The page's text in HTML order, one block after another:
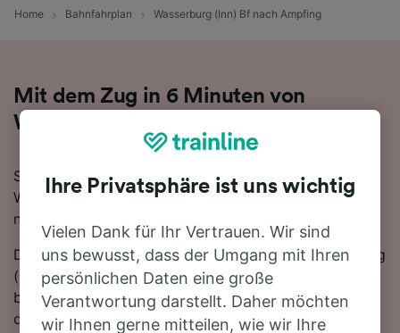
Home Bahnfahrplan Wasserburg (Inn) Bf nach Ampfing
Mit dem Zug in 6 Minuten von
Wasserburg (Inn) Bf nach Ampfing
Sie denken darüber nach, für Ihre Reise von
Wasserburg (Inn) Bf nach Ampfing den Zug zu
nehmen? Bei uns sind Sie goldrichtig!
Die schnellste Fahrtzeit, um die 27 km von Wasserburg
(Inn) Bf nach Ampfing mit dem Zug zurückzulegen
beträgt 6 Minuten, wobei ca. 19 Züge am Tag auf
dieser Route verkehren. Bequemer geht's nicht! Dank
Ihre Privatsphäre ist uns wichtig
Vielen Dank für Ihr Vertrauen. Wir sind
uns bewusst, dass der Umgang mit Ihren
persönlichen Daten eine große
Verantwortung darstellt. Daher möchten
wir Ihnen gerne mitteilen, wie wir Ihre